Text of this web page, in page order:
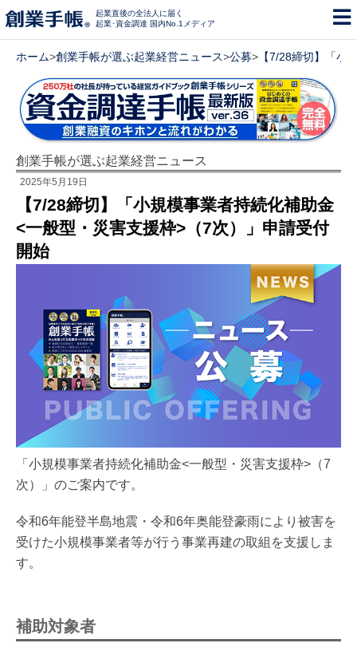
起業直後の全法人に届く
起業･資金調達 国内No.1メディア
ホーム>創業手帳が選ぶ起業経営ニュース>公募> 【7/28締切】「小
創業手帳が選ぶ起業経営ニュース
2025年5月19日
【7/28締切】「小規模事業者持続化補助金
<一般型・災害支援枠>（7次）」申請受付
開始
「小規模事業者持続化補助金<一般型・災害支援枠>（7
次）」のご案内です。
令和6年能登半島地震・令和6年奥能登豪雨により被害を
受けた小規模事業者等が行う事業再建の取組を支援しま
す。
補助対象者